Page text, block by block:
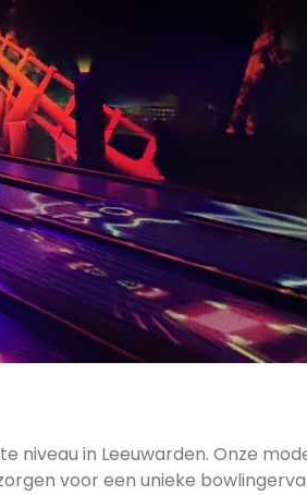
niveau in Leeuwarden. Onze
voor een unieke